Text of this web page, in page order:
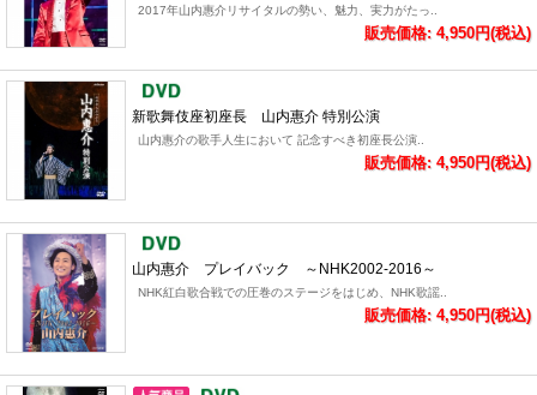
2017年山内惠介リサイタルの勢い、魅力、実力がたっ..
販売価格: 4,950円(税込)
新歌舞伎座初座長 山内惠介 特別公演
山内惠介の歌手人生において 記念すべき初座長公演..
販売価格: 4,950円(税込)
山内惠介 プレイバック ～NHK2002-2016～
NHK紅白歌合戦での圧巻のステージをはじめ、NHK歌謡..
販売価格: 4,950円(税込)